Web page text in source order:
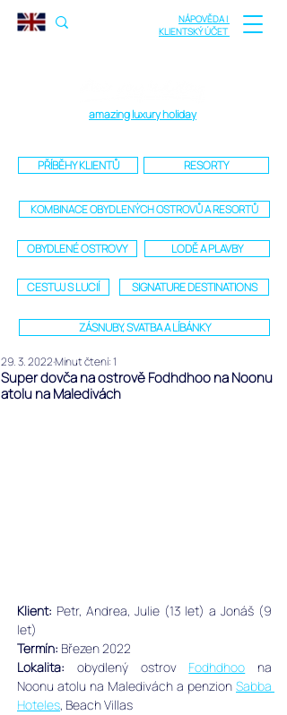
NÁPOVĚDA |
KLIENTSKÝ ÚČET
amazing luxury holiday
Super dovča na ostrově Fodhdhoo na Noonu
atolu na Maledivách
29. 3. 2022Minut čtení: 1
Klient: Petr, Andrea, Julie (13 let) a Jonáš (9
let)
﻿Termín: Březen 2022
Lokalita: obydlený ostrov Fodhdhoo na
Noonu atolu na Maledivách a penzion Sabba
Hoteles, Beach Villas
PŘÍBĚHY KLIENTŮ RESORTY
KOMBINACE OBYDLENÝCH OSTROVŮ A RESORTŮ
OBYDLENÉ OSTROVY LODĚ A PLAVBY
CESTUJ S LUCIÍ SIGNATURE DESTINATIONS
ZÁSNUBY, SVATBA A LÍBÁNKY